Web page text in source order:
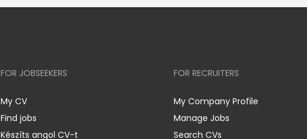
FOR JOBSEEKERS
My CV
Find jobs
Készíts angol CV-t
FOR RECRUITERS
My Company Profile
Manage Jobs
Search CVs